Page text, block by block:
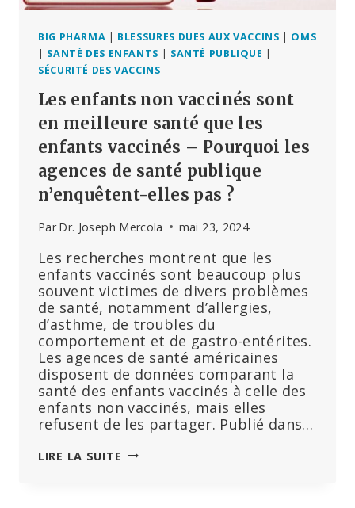
BIG PHARMA | BLESSURES DUES AUX VACCINS | OMS
| SANTÉ DES ENFANTS | SANTÉ PUBLIQUE |
SÉCURITÉ DES VACCINS
Les enfants non vaccinés sont
en meilleure santé que les
enfants vaccinés – Pourquoi les
agences de santé publique
n’enquêtent-elles pas ?
Par Dr. Joseph Mercola mai 23, 2024
Les recherches montrent que les
enfants vaccinés sont beaucoup plus
souvent victimes de divers problèmes
de santé, notamment d’allergies,
d’asthme, de troubles du
comportement et de gastro-entérites.
Les agences de santé américaines
disposent de données comparant la
santé des enfants vaccinés à celle des
enfants non vaccinés, mais elles
refusent de les partager. Publié dans…
LIRE LA SUITE LES